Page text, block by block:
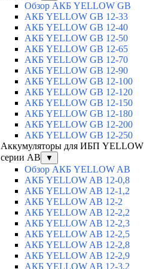
Обзор АКБ YELLOW GB
АКБ YELLOW GB 12-33
АКБ YELLOW GB 12-40
АКБ YELLOW GB 12-50
АКБ YELLOW GB 12-65
АКБ YELLOW GB 12-70
АКБ YELLOW GB 12-90
АКБ YELLOW GB 12-100
АКБ YELLOW GB 12-120
АКБ YELLOW GB 12-150
АКБ YELLOW GB 12-180
АКБ YELLOW GB 12-200
АКБ YELLOW GB 12-250
Аккумуляторы для ИБП YELLOW
серии AB
▼
Обзор АКБ YELLOW AB
АКБ YELLOW AB 12-0,8
АКБ YELLOW AB 12-1,2
АКБ YELLOW AB 12-2
АКБ YELLOW AB 12-2,2
АКБ YELLOW AB 12-2,3
АКБ YELLOW AB 12-2,5
АКБ YELLOW AB 12-2,8
АКБ YELLOW AB 12-2,9
АКБ YELLOW AB 12-3,2